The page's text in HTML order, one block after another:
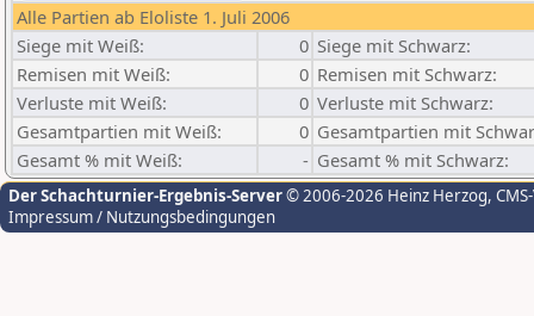
Alle Partien ab Eloliste 1. Juli 2006
Siege mit Weiß:
0 Siege mit Schwarz:
Remisen mit Weiß:
0 Remisen mit Schwarz:
Verluste mit Weiß:
0 Verluste mit Schwarz:
Gesamtpartien mit Weiß:
0 Gesamtpartien mit
Gesamt % mit Weiß:
- Gesamt % mit Schwarz:
Der Schachturnier-Ergebnis-Server© 2006-2026 Heinz Herzog,
Impressum / Nutzungsbedingungen